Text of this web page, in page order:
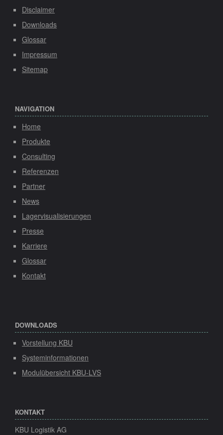
Disclaimer
Downloads
Glossar
Impressum
Sitemap
NAVIGATION
Home
Produkte
Consulting
Referenzen
Partner
News
Lagervisualisierungen
Presse
Karriere
Glossar
Kontakt
DOWNLOADS
Vorstellung KBU
Systeminformationen
Modulübersicht KBU-LVS
KONTAKT
KBU Logistik AG